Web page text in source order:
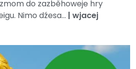
do zazběhoweje hry
Nimo dźesa... | wjacej